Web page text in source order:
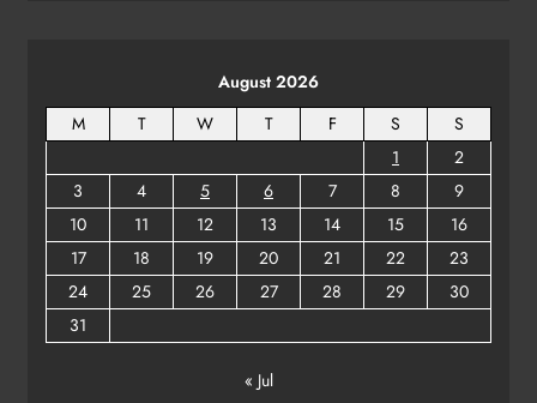
August 2026
M
T W T F S
S
1
2
3
4 5 6 7 8
9
10
11 12 13 14 15
16
17
18 19 20 21 22
23
24
25 26 27 28 29
30
31
« Jul